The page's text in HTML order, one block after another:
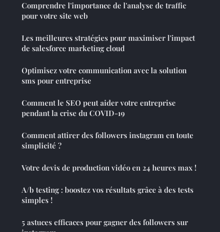
Comprendre l'importance de l'analyse de traffic
pour votre site web
Les meilleures stratégies pour maximiser l'impact
de salesforce marketing cloud
Optimisez votre communication avec la solution
sms pour entreprise
Comment le SEO peut aider votre entreprise
pendant la crise du COVID-19
Comment attirer des followers instagram en toute
simplicité ?
Votre devis de production vidéo en 24 heures max !
A/b testing : boostez vos résultats grâce à des tests
simples !
5 astuces efficaces pour gagner des followers sur